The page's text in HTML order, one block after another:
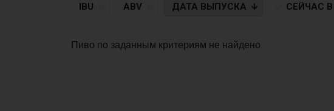
IBU ABV ДАТА ВЫПУСКА СЕЙЧАС
Пиво по заданным критериям не найдено